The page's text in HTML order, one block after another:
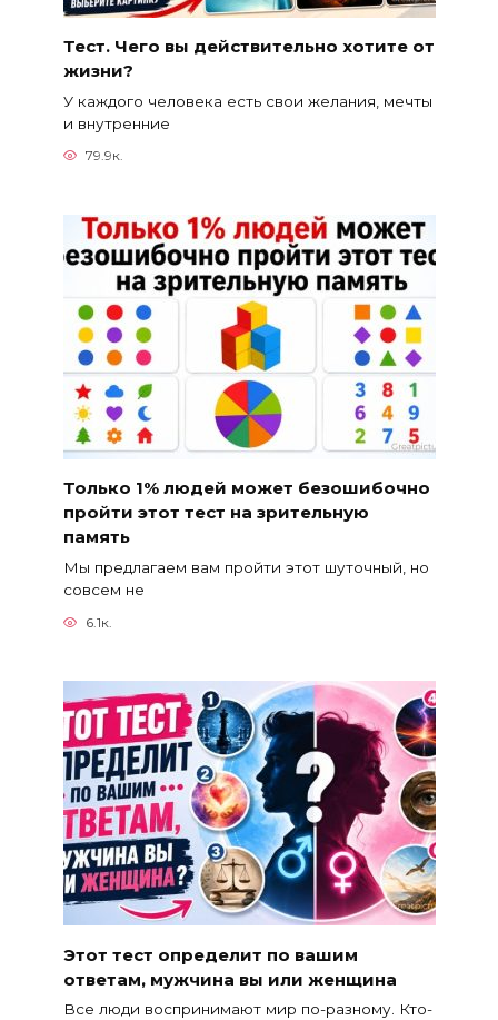
Тест. Чего вы действительно хотите от
жизни?
У каждого человека есть свои желания, мечты
и внутренние
79.9к.
Только 1% людей может безошибочно
пройти этот тест на зрительную
память
Мы предлагаем вам пройти этот шуточный, но
совсем не
6.1к.
Этот тест определит по вашим
ответам, мужчина вы или женщина
Все люди воспринимают мир по-разному. Кто-